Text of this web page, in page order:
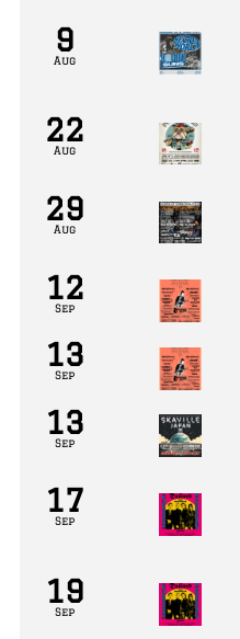
9
Aug
22
Aug
29
Aug
12
Sep
13
Sep
13
Sep
17
Sep
19
Sep